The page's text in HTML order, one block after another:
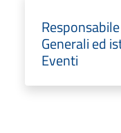
Generali ed
Eventi